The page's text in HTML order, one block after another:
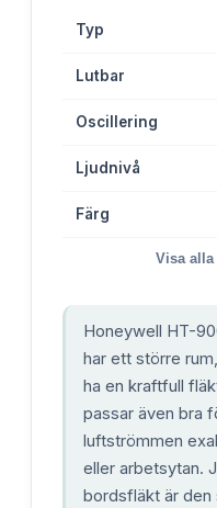
Typ
Lutbar
Oscillering
Ljudnivå
Färg
Visa alla
Honeywell HT-
har ett större
ha en kraftfull
passar även bra
luftströmmen
eller arbetsytan.
bordsfläkt är den